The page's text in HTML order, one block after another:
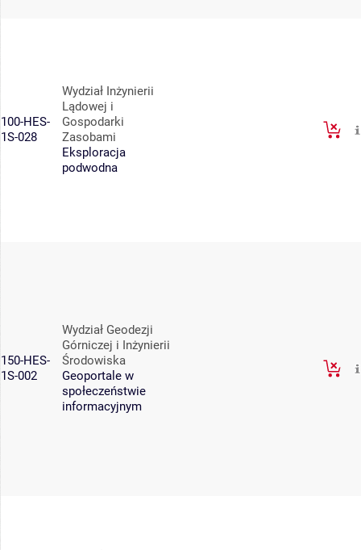
100-HES-
1S-028
Wydział Inżynierii
Lądowej i
Gospodarki
Zasobami
Eksploracja
podwodna
150-HES-
1S-002
Wydział Geodezji
Górniczej i Inżynierii
Środowiska
Geoportale w
społeczeństwie
informacyjnym